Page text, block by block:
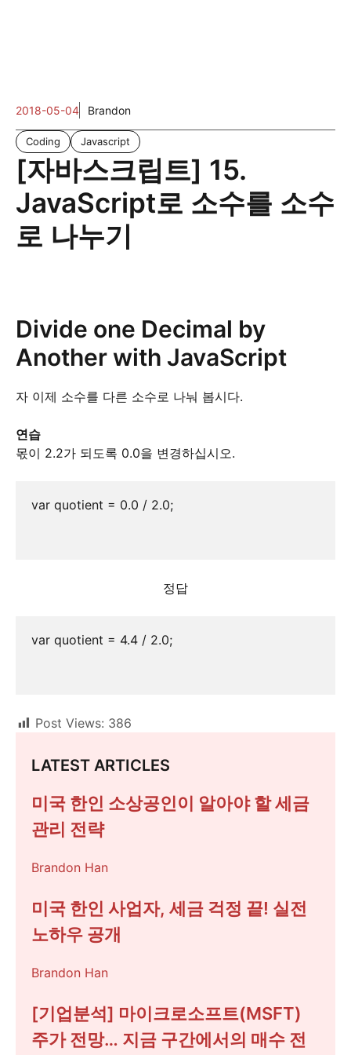
2018-05-04 Brandon
Coding Javascript
[자바스크립트] 15.
JavaScript로 소수를 소수
로 나누기
Divide one Decimal by
Another with JavaScript
자 이제 소수를 다른 소수로 나눠 봅시다.
연습
몫이 2.2가 되도록 0.0을 변경하십시오.
var quotient = 0.0 / 2.0;
정답
var quotient = 4.4 / 2.0;
Post Views: 386
LATEST ARTICLES
미국 한인 소상공인이 알아야 할 세금
관리 전략
Brandon Han
미국 한인 사업자, 세금 걱정 끝! 실전
노하우 공개
Brandon Han
[기업분석] 마이크로소프트(MSFT)
주가 전망… 지금 구간에서의 매수 전